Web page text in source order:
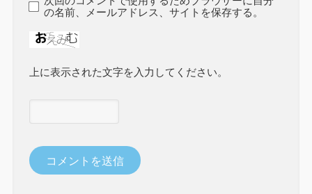
の名前、メールアドレス、サイトを保存する。
上に表示された文字を入力してください。